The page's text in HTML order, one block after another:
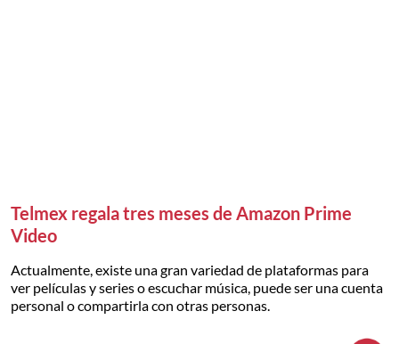
Telmex regala tres meses de Amazon Prime
Video
Actualmente, existe una gran variedad de plataformas para
ver películas y series o escuchar música, puede ser una cuenta
personal o compartirla con otras personas.